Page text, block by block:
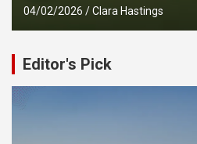
04/02/2026 Clara Hastings
Editor's Pick